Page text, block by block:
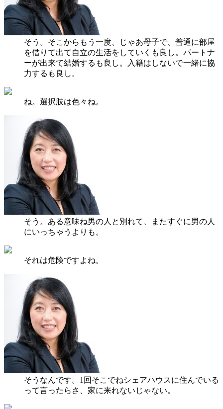
そう。そこからもう一度、じゃあ母子で、普通に部屋
を借りて出て自立の生活をしていくも良し。パートナ
ーが出来て結婚するも良し。入籍はしないで一緒に協
力するも良し。
ね。選択肢は色々ね。
そう。ある意味ね男の人と別れて、またすぐに男の人
にいっちゃうよりも。
それは危険ですよね。
そうなんです。1回そこでねシェアハウスに住んでいる
って言ったらさ、家に来れないじゃない。